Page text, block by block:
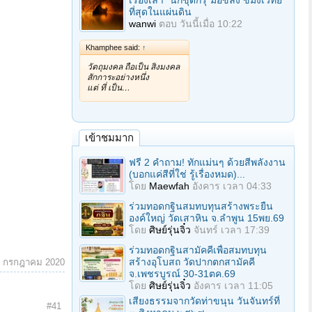
กรกฎาคม 2020
#41
ที่สุดในแผ่นดิน
wanwi ตอบ วันนี้เมื่อ 10:22
Khamphee said: ↑
วัตถุมงคล ถือเป็น สิ่งมงคล
สักการะอย่างหนึ่ง
แต่ ที่ เป็น…
เข้าชมมาก
ฟรี 2 คำถาม! ทักแม่นๆ ด้วยสีพลังงาน
(บอกแค่สีที่ใช่ รู้เรื่องหมด)...
โดย Maewfah อังคาร เวลา 04:33
ร่วมทอดกฐินสมทบทุนสร้างพระยืน
องค์ใหญ่ วัดเสาหิน จ.ลําพูน 15พย.69
โดย ศิษย์รุ่นจิ๋ว จันทร์ เวลา 17:39
ร่วมทอดกฐินสามัคคีเพื่อสมทบทุน
สร้างอุโบสถ วัดปากตกสามัคคี
จ.เพชรบูรณ์ 30-31ตค.69
โดย ศิษย์รุ่นจิ๋ว อังคาร เวลา 11:05
เสียงธรรมจากวัดท่าขนุน วันจันทร์ที่